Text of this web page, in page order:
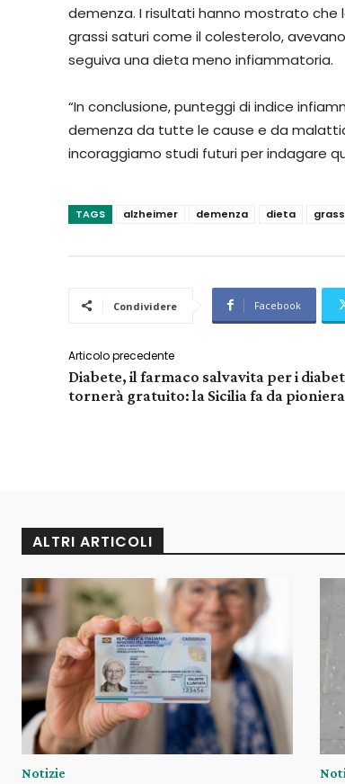
demenza. I risultati hanno mostrato che
grassi saturi come il colesterolo,
seguiva una dieta meno infiammatoria.
“In conclusione, punteggi di indice
demenza da tutte le cause e da
incoraggiamo studi futuri per indagare
TAGS alzheimer demenza dieta
Condividere Facebook
Articolo precedente
Diabete, il farmaco salvavita per i
tornerà gratuito: la Sicilia fa da pioniera
ALTRI ARTICOLI
Notizie